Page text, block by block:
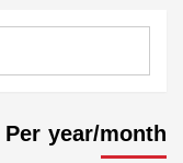
Per year/month